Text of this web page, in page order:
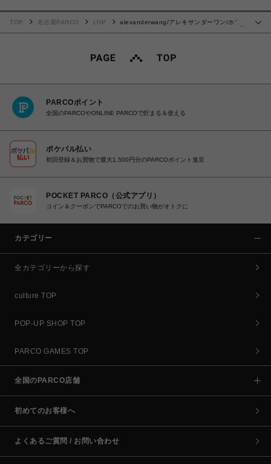
…
TOP 名古屋PARCO LHP
alexanderwang/アレキサンダーワン/ホワ
PARCOポイント
全国のPARCOやONLINE PARCOで貯まる＆使える
ポケパル払い
初回登録＆お買物で最大1,500円分のPARCOポイント進呈
POCKET PARCO（公式アプリ）
コイン＆クーポンでPARCOでのお買い物がオトクに
カテゴリー
全カテゴリーから探す
culture TOP
POP-UP SHOP TOP
PARCO GAMES TOP
全国のPARCO店舗
初めてのお客様へ
よくあるご質問 / お問い合わせ